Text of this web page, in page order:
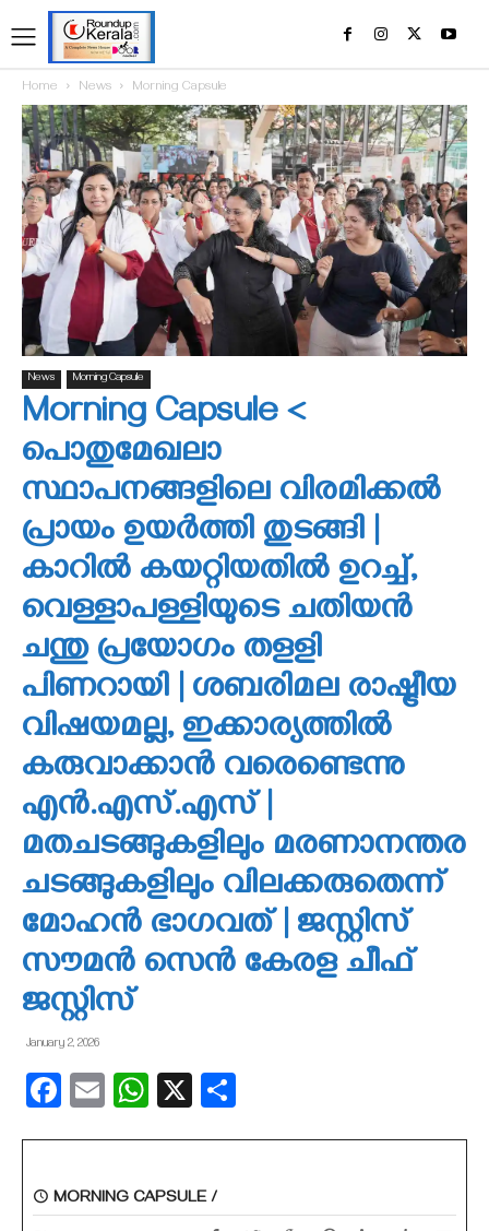
Home News Morning Capsule
News Morning Capsule
Morning Capsule <
പൊതുമേഖലാ
സ്ഥാപനങ്ങളിലെ വിരമിക്കല്‍
പ്രായം ഉയര്‍ത്തി തുടങ്ങി |
കാറില്‍ കയറ്റിയതില്‍ ഉറച്ച്,
വെള്ളാപള്ളിയുടെ ചതിയന്‍
ചന്തു പ്രയോഗം തളളി
പിണറായി | ശബരിമല രാഷ്ട്രീയ
വിഷയമല്ല, ഇക്കാര്യത്തില്‍
കരുവാക്കാന്‍ വരെണ്ടെന്നു
എന്‍.എസ്.എസ് |
മതചടങ്ങുകളിലും മരണാനന്തര
ചടങ്ങുകളിലും വിലക്കരുതെന്ന്
മോഹന്‍ ഭാഗവത് | ജസ്റ്റിസ്
സൗമന്‍ സെന്‍ കേരള ചീഫ്
ജസ്റ്റിസ്
January 2, 2026
Facebook
EmailWhatsApp
X
MORNING CAPSULE /